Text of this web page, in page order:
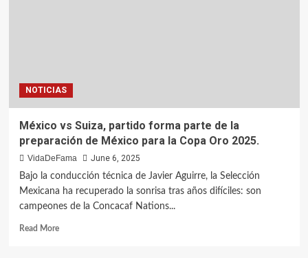
NOTICIAS
México vs Suiza, partido forma parte de la
preparación de México para la Copa Oro 2025.
VidaDeFama
June 6, 2025
Bajo la conducción técnica de Javier Aguirre, la Selección
Mexicana ha recuperado la sonrisa tras años difíciles: son
campeones de la Concacaf Nations...
Read More